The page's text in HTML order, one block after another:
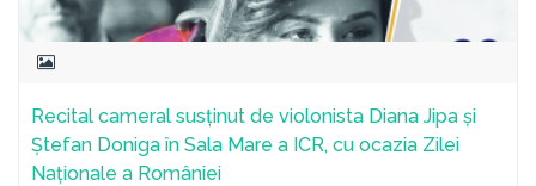
Recital cameral susținut de violonista Diana Jipa și
Ștefan Doniga în Sala Mare a ICR, cu ocazia Zilei
Naționale a României